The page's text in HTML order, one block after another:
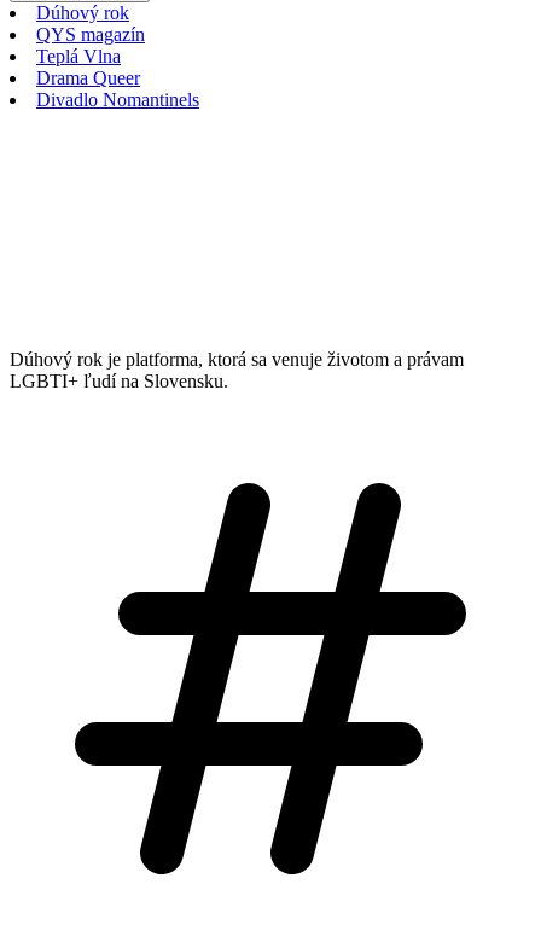
Dúhový rok
QYS magazín
Teplá Vlna
Drama Queer
Divadlo Nomantinels
Dúhový rok je platforma, ktorá sa venuje životom a právam
LGBTI+ ľudí na Slovensku.